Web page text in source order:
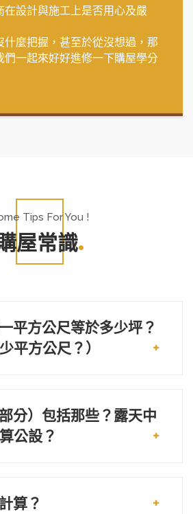
在設計與施工上是否用心及嚴
什麼把握，甚至於從沒想過，那
們一起來好好進修一下購屋學分
Tips For You !
屋常識
平方公尺等於多少坪？
平方公尺？）
分）包括那些？露天中
公設？
算？